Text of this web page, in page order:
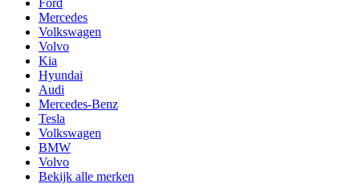
Ford
Mercedes
Volkswagen
Volvo
Kia
Hyundai
Audi
Mercedes-Benz
Tesla
Volkswagen
BMW
Volvo
Bekijk alle merken